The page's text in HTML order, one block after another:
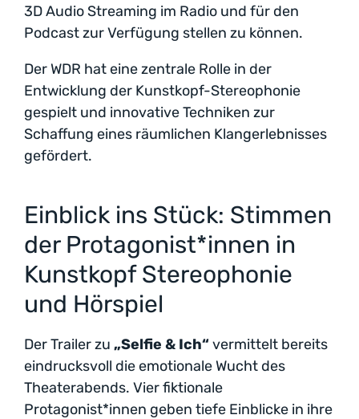
3D Audio Streaming im Radio und für den
Podcast zur Verfügung stellen zu können.
Der WDR hat eine zentrale Rolle in der
Entwicklung der Kunstkopf-Stereophonie
gespielt und innovative Techniken zur
Schaffung eines räumlichen Klangerlebnisses
gefördert.
Einblick ins Stück: Stimmen
der Protagonist*innen in
Kunstkopf Stereophonie
und Hörspiel
Der Trailer zu „Selfie & Ich“ vermittelt bereits
eindrucksvoll die emotionale Wucht des
Theaterabends. Vier fiktionale
Protagonist*innen geben tiefe Einblicke in ihre